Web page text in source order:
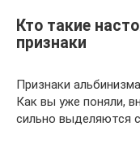
Кто такие
признаки
Признаки альбинизма
Как вы уже поняли,
сильно выделяются